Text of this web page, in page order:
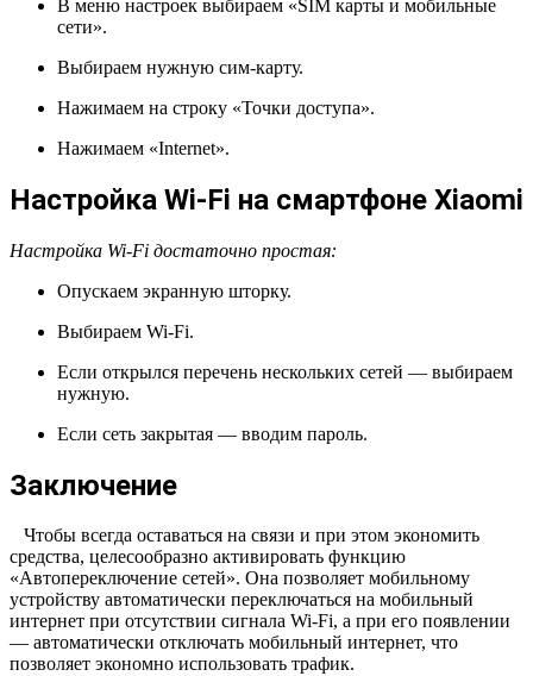
В меню настроек выбираем «SIM карты и мобильные
сети».
Выбираем нужную сим-карту.
Нажимаем на строку «Точки доступа».
Нажимаем «Internet».
Настройка Wi-Fi на смартфоне Xiaomi
Настройка Wi-Fi достаточно простая:
Опускаем экранную шторку.
Выбираем Wi-Fi.
Если открылся перечень нескольких сетей — выбираем
нужную.
Если сеть закрытая — вводим пароль.
Заключение
Чтобы всегда оставаться на связи и при этом экономить
средства, целесообразно активировать функцию
«Автопереключение сетей». Она позволяет мобильному
устройству автоматически переключаться на мобильный
интернет при отсутствии сигнала Wi-Fi, а при его появлении
— автоматически отключать мобильный интернет, что
позволяет экономно использовать трафик.